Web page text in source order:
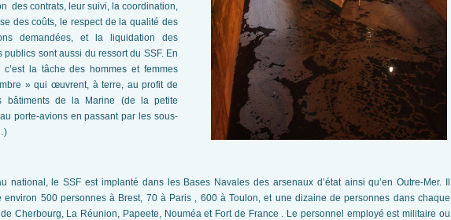
des contrats, leur suivi, la coordination,
des coûts, le respect de la qualité des
demandées, et la liquidation des
publics sont aussi du ressort du SSF. En
c’est la tâche des hommes et femmes
» qui œuvrent, à terre, au profit de
bâtiments de la Marine (de la petite
porte-avions en passant par les sous-
national, le SSF est implanté dans les Bases Navales des arsenaux d’état ainsi qu’en Outre-Mer. Il
environ 500 personnes à Brest, 70 à Paris , 600 à Toulon, et une dizaine de personnes dans chaque
Cherbourg, La Réunion, Papeete, Nouméa et Fort de France . Le personnel employé est militaire ou